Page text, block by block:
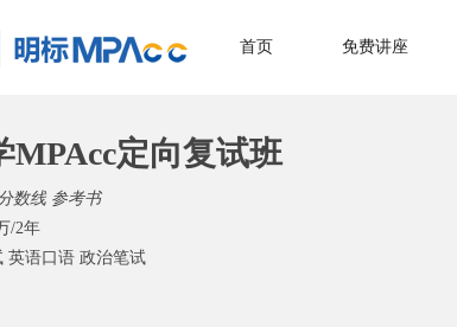
首页 免费讲座
MPAcc定向复试班
数线 参考书
/2年
英语口语 政治笔试